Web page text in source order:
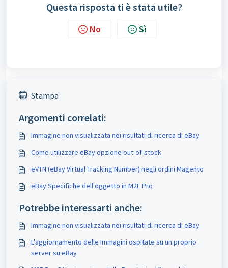
Questa risposta ti è stata utile?
No Sì
Stampa
Argomenti correlati:
Immagine non visualizzata nei risultati di ricerca di eBay
Come utilizzare eBay opzione out-of-stock
eVTN (eBay Virtual Tracking Number) negli ordini Magento
eBay Specifiche dell'oggetto in M2E Pro
Potrebbe interessarti anche:
Immagine non visualizzata nei risultati di ricerca di eBay
L'aggiornamento delle Immagini ospitate su un proprio
server su eBay